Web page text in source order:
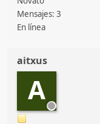
Mensajes: 3
En línea
aitxus
A